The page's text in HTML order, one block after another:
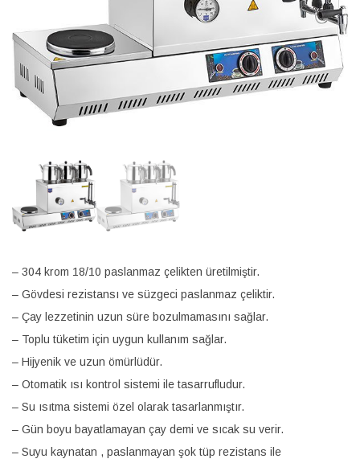
– 304 krom 18/10 paslanmaz çelikten üretilmiştir.
– Gövdesi rezistansı ve süzgeci paslanmaz çeliktir.
– Çay lezzetinin uzun süre bozulmamasını sağlar.
– Toplu tüketim için uygun kullanım sağlar.
– Hijyenik ve uzun ömürlüdür.
– Otomatik ısı kontrol sistemi ile tasarrufludur.
– Su ısıtma sistemi özel olarak tasarlanmıştır.
– Gün boyu bayatlamayan çay demi ve sıcak su verir.
– Suyu kaynatan , paslanmayan şok tüp rezistans ile